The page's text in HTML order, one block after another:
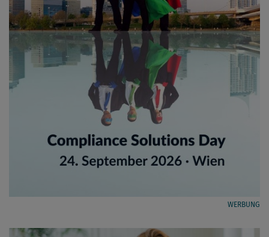
WERBUNG